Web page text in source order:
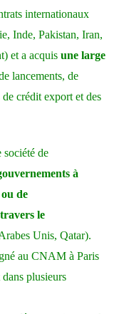
internationaux
Inde, Pakistan, Iran,
et a acquis une large
lancements, de
crédit export et des
société de
à
de
le
Unis, Qatar).
au CNAM à Paris
plusieurs